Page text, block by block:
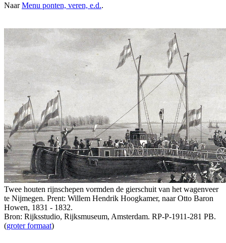
NaarMenu ponten, veren, e.d..
Twee houten rijnschepen vormden de gierschuit van het wagenveer
te Nijmegen. Prent: Willem Hendrik Hoogkamer, naar Otto Baron
Howen, 1831 - 1832.
Bron: Rijksstudio, Rijksmuseum, Amsterdam. RP-P-1911-281 PB.
(groter formaat)